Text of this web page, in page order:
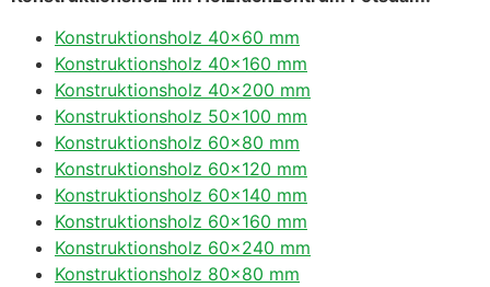
Konstruktionsholz 40×60 mm
Konstruktionsholz 40×160 mm
Konstruktionsholz 40×200 mm
Konstruktionsholz 50×100 mm
Konstruktionsholz 60×80 mm
Konstruktionsholz 60×120 mm
Konstruktionsholz 60×140 mm
Konstruktionsholz 60×160 mm
Konstruktionsholz 60×240 mm
Konstruktionsholz 80×80 mm